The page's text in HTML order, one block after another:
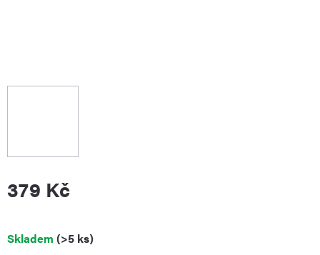
379 Kč
Měrná
Skladem (>5 ks)